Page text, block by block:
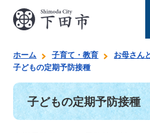
ホーム 子育て・教育
お母さん
子どもの定期予防接種
子どもの定期予防接種